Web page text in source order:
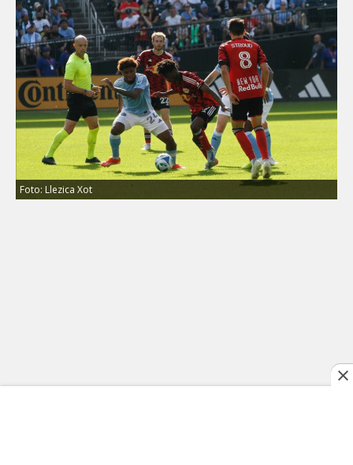
Foto: Llezica Xot